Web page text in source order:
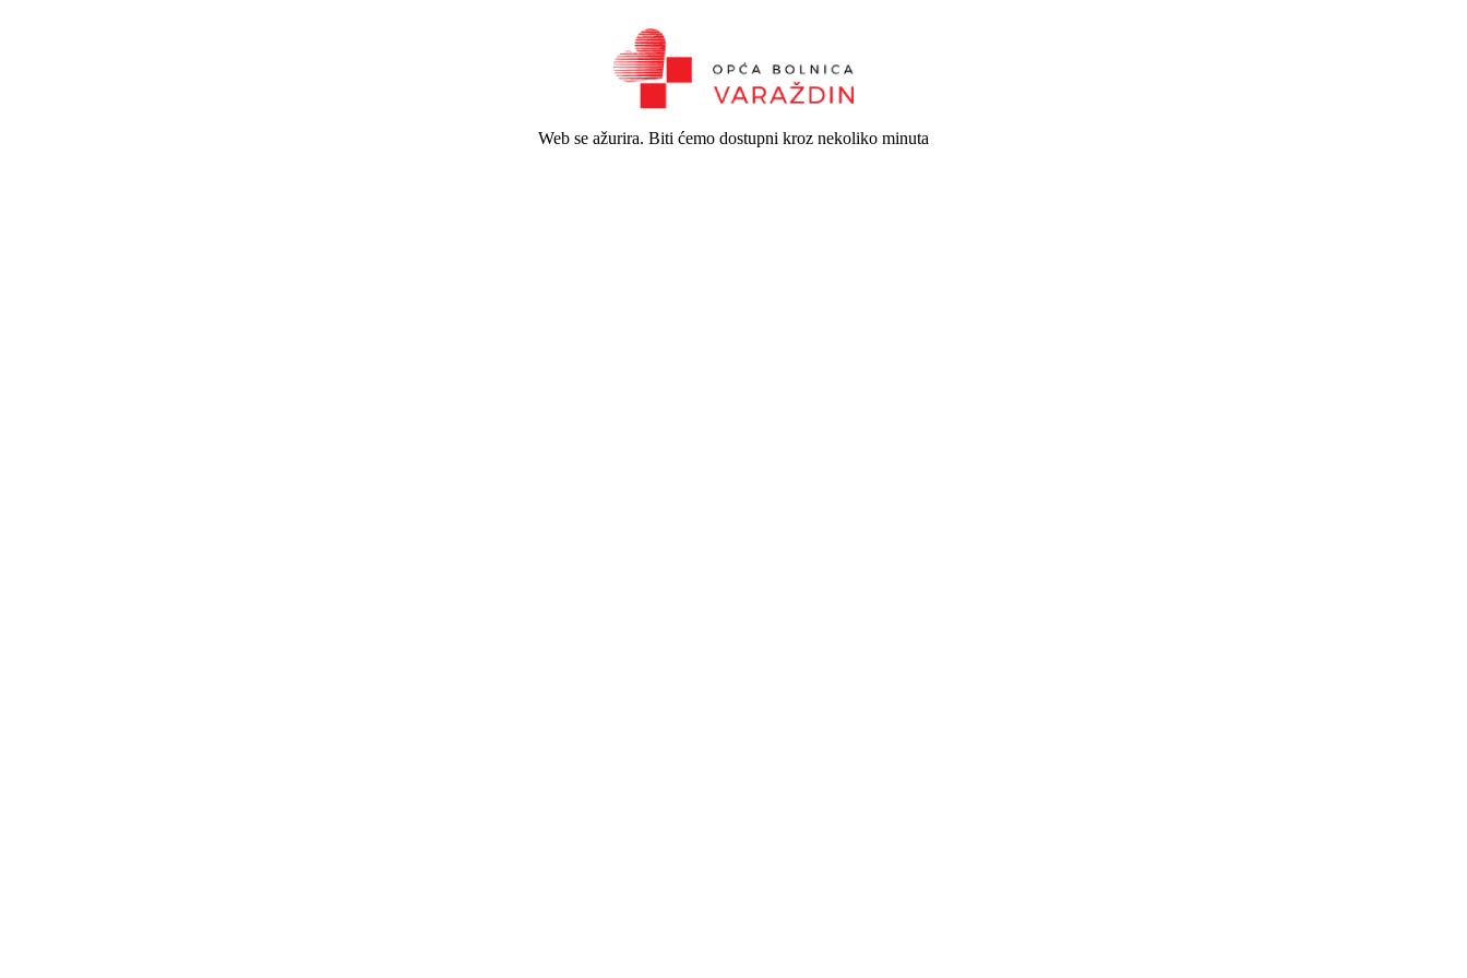
Web se ažurira. Biti ćemo dostupni kroz nekoliko minuta